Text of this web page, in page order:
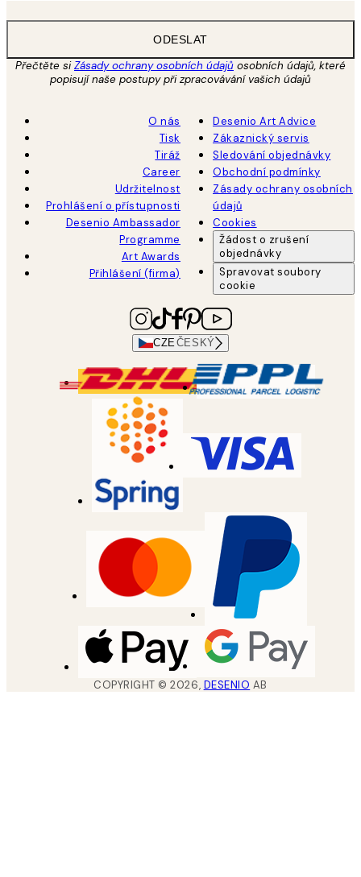
ODESLAT
Přečtěte siZásady ochrany osobních údajů osobních údajů, které
popisují naše postupy při zpracovávání vašich údajů
O nás
Tisk
Tiráž
Career
Udržitelnost
Prohlášení o přístupnosti
Desenio Ambassador
Programme
Art Awards
Přihlášení (firma)
Desenio Art Advice
Zákaznický servis
Sledování objednávky
Obchodní podmínky
Zásady ochrany osobních
údajů
Cookies
Žádost o zrušení
objednávky
Spravovat soubory
cookie
CZEČESKÝ
COPYRIGHT ©2026, DESENIO AB